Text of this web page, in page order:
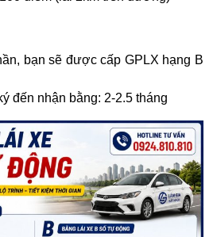
bạn sẽ được cấp GPLX hạng B
đến nhận bằng: 2-2.5 tháng